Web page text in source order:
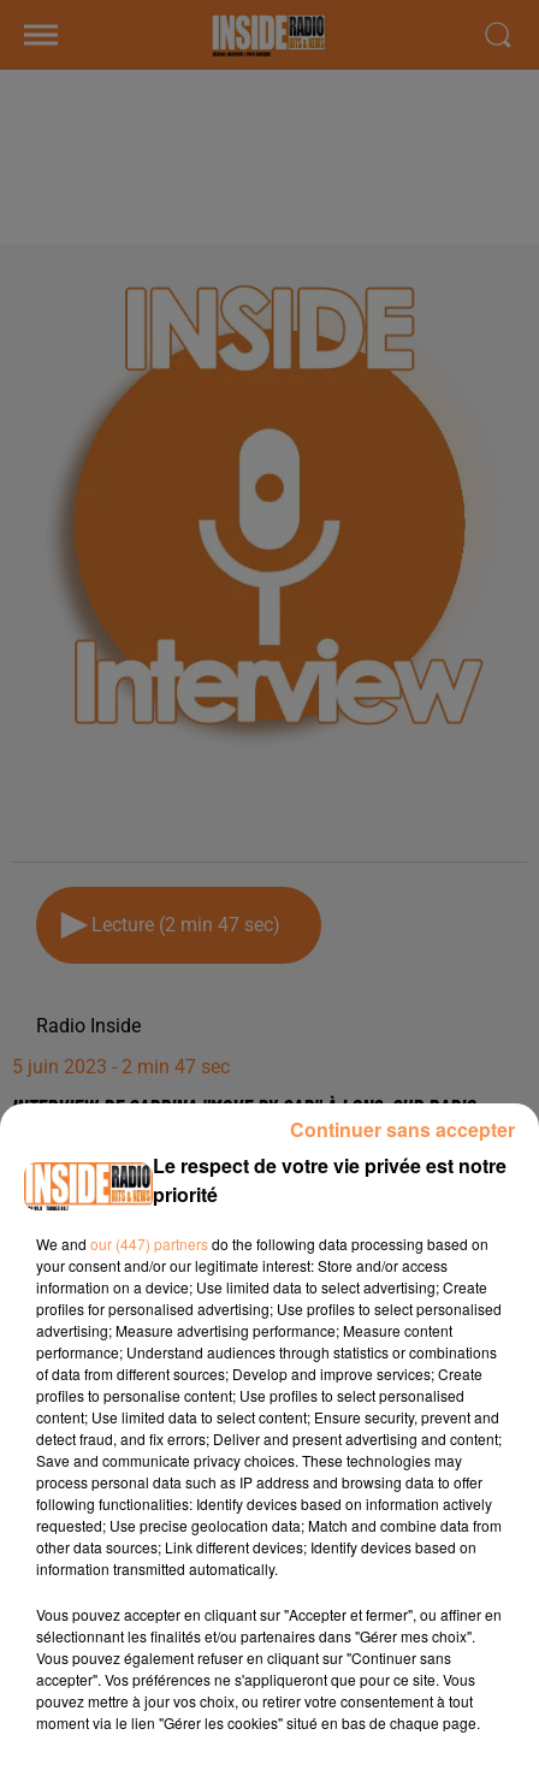
Lecture (2 min 47 sec)
Radio Inside
5 juin 2023 - 2 min 47 sec
INTERVIEW DE SABRINA "MOVE BY SAB" À LONS, SUR RADIO
Instagram : https://www.instagram.com/movebysab/
Site internet : https://reservationcoiffeur.fr/movebysab-
lons/coiffeur-barbier-conseil-en-image-lons-64140
Tel :07 82 25 92 59
TITRES DIFFUSÉS
20h12
20h12 20h09
20h09 20h06
20h06
Le respect de votre vie privée est notre
priorité
We and our (447) partnersdo the following data processing based on
your consent and/or our legitimate interest: Store and/or access
information on a device; Use limited data to select advertising; Create
profiles for personalised advertising; Use profiles to select personalised
advertising; Measure advertising performance; Measure content
performance; Understand audiences through statistics or combinations
of data from different sources; Develop and improve services; Create
profiles to personalise content; Use profiles to select personalised
content; Use limited data to select content; Ensure security, prevent and
detect fraud, and fix errors; Deliver and present advertising and content;
Save and communicate privacy choices. These technologies may
process personal data such as IP address and browsing data to offer
following functionalities: Identify devices based on information actively
requested; Use precise geolocation data; Match and combine data from
other data sources; Link different devices; Identify devices based on
information transmitted automatically.
Vous pouvez accepter en cliquant sur "Accepter et fermer", ou affiner en
sélectionnant les finalités et/ou partenaires dans "Gérer mes choix".
Vous pouvez également refuser en cliquant sur "Continuer sans
accepter". Vos préférences ne s'appliqueront que pour ce site. Vous
pouvez mettre à jour vos choix, ou retirer votre consentement à tout
moment via le lien "Gérer les cookies" situé en bas de chaque page.
Continuer sans accepter